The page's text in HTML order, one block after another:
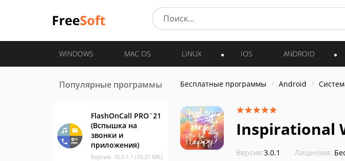
WINDOWS MAC OS LINUX IOS ANDROID
Популярные программы
FlashOnCall PRO`21
(Вспышка на
звонки и
приложения)
Версия: 10.0.1.1 (10.21 МБ)
Бесплатные программы Android
Inspirational
Версия:3.0.1 Лицензия: